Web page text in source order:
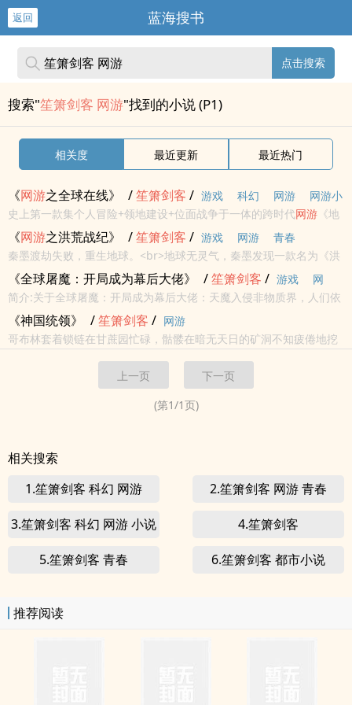
返回 蓝海搜书
点击搜索
搜索"笙箫剑客 网游"找到的小说 (P1)
相关度 最近更新 最近热门
《网游之全球在线》 /笙箫剑客 / 游戏 科幻 网游
网游小
说
史上第一款集个人冒险+领地建设+位面战争于一体的跨时代网游 《地
球Online》，全球玩家在线，群雄争霸。且看重生后的主角如何建设
领地，招募历史猛将名士，搅动风云，成就帝王霸业！ （PS：回归
最...
《网游之洪荒战纪》 /笙箫剑客 / 游戏 网游
青春
秦墨渡劫失败，重生地球。<br>地球无灵气，秦墨发现一款名为《洪
荒》的游戏，赫然是一个真实的小千世界。<br>玩家上线其实是实体
穿梭，留在游戏舱的只是一个幻影；下线之后，一身修为又被封印，
神鬼...
《全球屠魔：开局成为幕后大佬》 /笙箫剑客 / 游戏
网
游
简介:关于全球屠魔：开局成为幕后大佬：天魔入侵非物质界，人们依
靠梦境登录器，在虚空梦境跟亿兆魔物厮杀。击杀暗影魔君，召唤鬼
神李元霸！击杀恐惧魔王，召唤恶魔女王莫甘娜！击杀血色大魔王，
召唤巨灵神...
《神国统领》 /笙箫剑客 / 网游
哥布林套着锁链在甘蔗园忙碌，骷髅在暗无天日的矿洞不知疲倦地挖
矿，食人魔、山岭巨人扛着巨木、条石，活跃在建筑工地。 桀骜
不驯的豺狼人、牛头人、灰矮人，成为市场上最受欢迎的劳工。
上一页
下一页
(第1/1页)
相关搜索
1.笙箫剑客 科幻 网游
2.笙箫剑客 网游 青春
3.笙箫剑客 科幻 网游 小说 4.笙箫剑客
5.笙箫剑客 青春 6.笙箫剑客 都市小说
推荐阅读